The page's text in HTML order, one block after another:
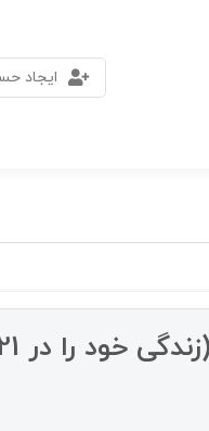
ایجاد
کتاب معجزه کار با